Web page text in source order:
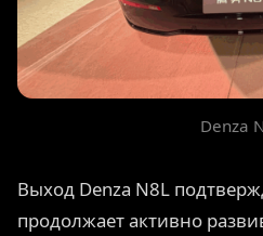
Denza
Выход Denza N8L
продолжает активно